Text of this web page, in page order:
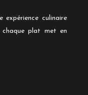
expérience culinaire
chaque plat met en